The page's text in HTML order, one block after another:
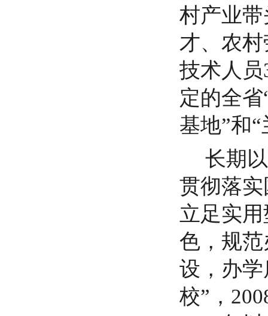
村产业
才、农
技术人员
定的全
基地”和
长期
贯彻落
立足实
色，规
设，办
校”，